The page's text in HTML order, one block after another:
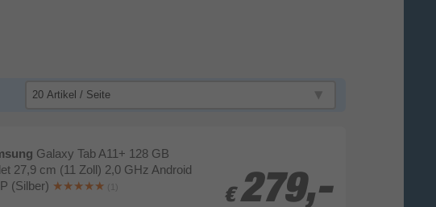
€ 279,-
€ 279,-
Galaxy Tab A11+ 128 GB
27,9 cm (11 Zoll) 2,0 GHz Android
(Silber)
(1)